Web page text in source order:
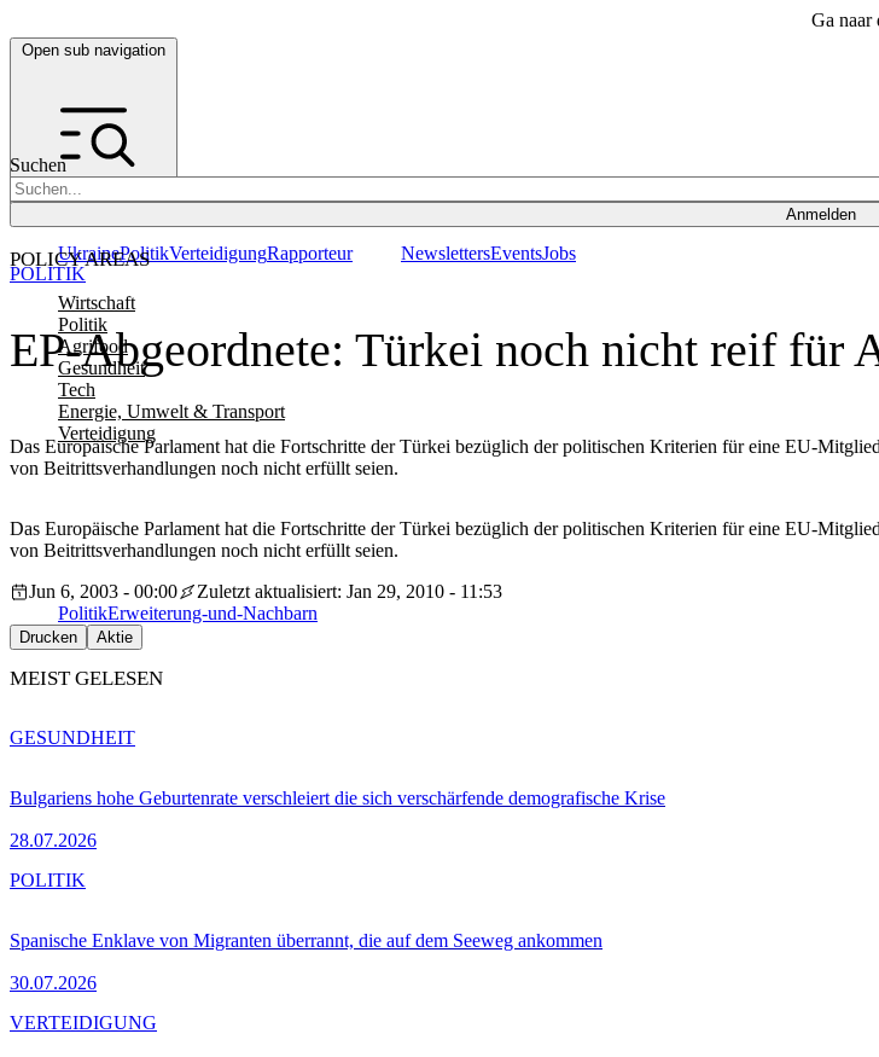
Ga naar
Open sub navigation
Suchen
Anmelden
POLICY AREAS
Wirtschaft
Politik
Agrifood
Gesundheit
Tech
Energie, Umwelt & Transport
Verteidigung
UkrainePolitikVerteidigungRapporteur NewslettersEventsJobs
EP-Abgeordnete: Türkei noch nicht reif für
Das Europäische Parlament hat die Fortschritte der Türkei bezüglich der politischen Kriterien für eine EU-
von Beitrittsverhandlungen noch nicht erfüllt seien.
POLITIK
Das Europäische Parlament hat die Fortschritte der Türkei bezüglich der politischen Kriterien für eine EU-
von Beitrittsverhandlungen noch nicht erfüllt seien.
Jun 6, 2003 - 00:00
Zuletzt aktualisiert: Jan 29, 2010 - 11:53
PolitikErweiterung-und-Nachbarn
Drucken Aktie
MEIST GELESEN
Bulgariens hohe Geburtenrate verschleiert die sich verschärfende demografische Krise
28.07.2026
GESUNDHEIT
Spanische Enklave von Migranten überrannt, die auf dem Seeweg ankommen
30.07.2026
POLITIK
VERTEIDIGUNG